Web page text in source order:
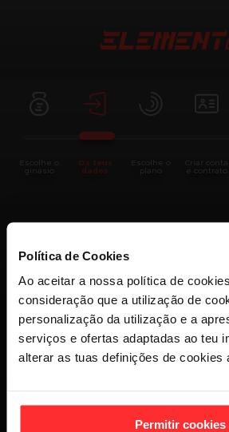
Política de Cookies
Ao aceitar a nossa política de
consideração que a utilização de
personalização da utilização e a
serviços e ofertas adaptadas ao teu
alterar as tuas definições de cookies
Permitir cookies
Escolhe o
ginásio
Os teus
dados
Escolhe o
plano
Criar conta
e contrato
Sim
Voltar